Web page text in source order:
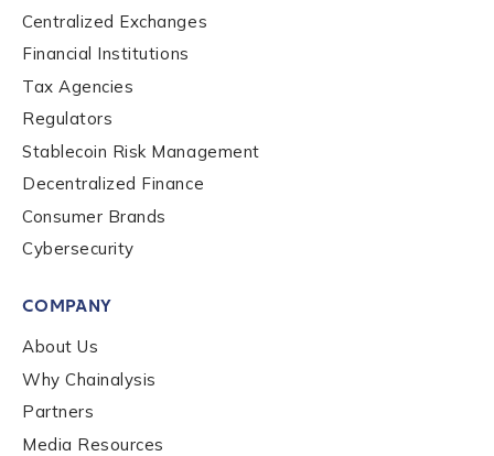
Contact us
First Name
*
Last name
Company / Organization Name
Work Email Address
Centralized Exchanges
Financial Institutions
Tax Agencies
Regulators
Stablecoin Risk Management
Decentralized Finance
Consumer Brands
Cybersecurity
COMPANY
About Us
Why Chainalysis
Partners
Media Resources